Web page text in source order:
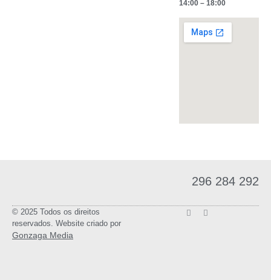
14:00 – 18:00
296 284 292
© 2025 Todos os direitos
reservados. Website criado por
Gonzaga Media